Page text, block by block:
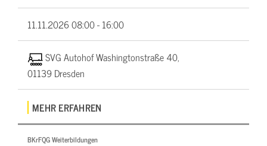
11.11.202608:00 - 16:00
SVG Autohof Washingtonstraße 40,
01139 Dresden
MEHR ERFAHREN
BKrFQG Weiterbildungen